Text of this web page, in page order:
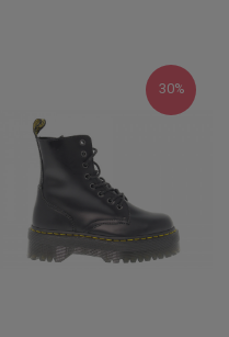
30%